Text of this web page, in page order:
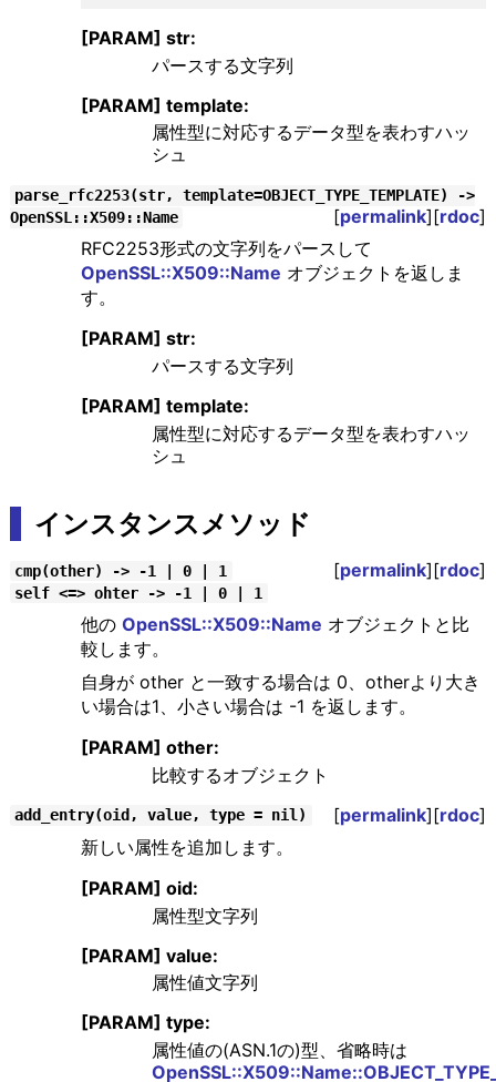
[PARAM] str:
パースする文字列
[PARAM] template:
属性型に対応するデータ型を表わすハッ
シュ
parse_rfc2253(str, template=OBJECT_TYPE_TEMPLATE) ->
OpenSSL::X509::Name
[permalink][rdoc]
RFC2253形式の文字列をパースして
OpenSSL::X509::Name オブジェクトを返しま
す。
[PARAM] str:
パースする文字列
[PARAM] template:
属性型に対応するデータ型を表わすハッ
シュ
インスタンスメソッド
cmp(other) -> -1 | 0 | 1 [permalink][rdoc]
self <=> ohter -> -1 | 0 | 1
他の OpenSSL::X509::Name オブジェクトと比
較します。
自身が other と一致する場合は 0、otherより大き
い場合は1、小さい場合は -1 を返します。
[PARAM] other:
比較するオブジェクト
add_entry(oid, value, type = nil) [permalink][rdoc]
新しい属性を追加します。
[PARAM] oid:
属性型文字列
[PARAM] value:
属性値文字列
[PARAM] type:
属性値の(ASN.1の)型、省略時は